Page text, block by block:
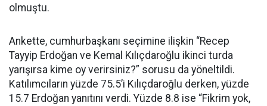
olmuştu.
Ankette, cumhurbaşkanı seçimine ilişkin “Recep
Tayyip Erdoğan ve Kemal Kılıçdaroğlu ikinci turda
yarışırsa kime oy verirsiniz?” sorusu da yöneltildi.
Katılımcıların yüzde 75.5’i Kılıçdaroğlu derken, yüzde
15.7 Erdoğan yanıtını verdi. Yüzde 8.8 ise “Fikrim yok,